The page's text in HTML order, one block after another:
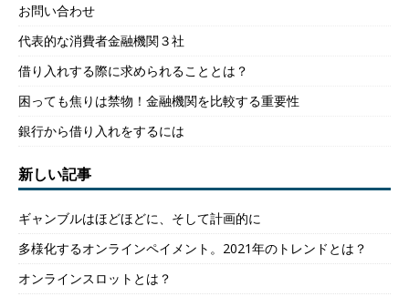
お問い合わせ
代表的な消費者金融機関３社
借り入れする際に求められることとは？
困っても焦りは禁物！金融機関を比較する重要性
銀行から借り入れをするには
新しい記事
ギャンブルはほどほどに、そして計画的に
多様化するオンラインペイメント。2021年のトレンドとは？
オンラインスロットとは？